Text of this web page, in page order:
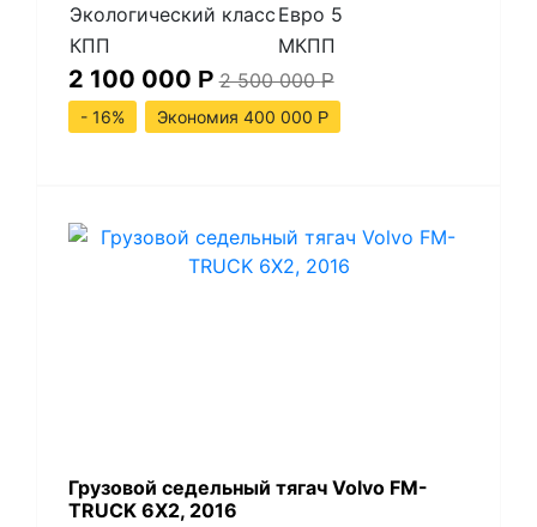
Экологический класс Евро 5
КПП
МКПП
2 100 000 Р 2 500 000Р
- 16%
Экономия 400 000 Р
​Грузовой седельный тягач Volvo FM-
TRUCK 6X2, 2016